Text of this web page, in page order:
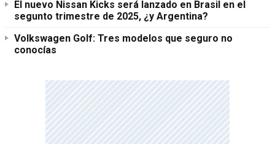
El nuevo Nissan Kicks será lanzado en Brasil en el
segunto trimestre de 2025, ¿y Argentina?
Volkswagen Golf: Tres modelos que seguro no
conocías